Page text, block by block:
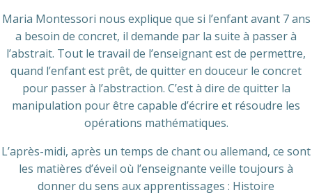
Maria Montessori nous explique que si l’enfant avant 7 ans
a besoin de concret, il demande par la suite à passer à
l’abstrait. Tout le travail de l’enseignant est de permettre,
quand l’enfant est prêt, de quitter en douceur le concret
pour passer à l’abstraction. C’est à dire de quitter la
manipulation pour être capable d’écrire et résoudre les
opérations mathématiques.
L’après-midi, après un temps de chant ou allemand, ce sont
les matières d’éveil où l’enseignante veille toujours à
donner du sens aux apprentissages : Histoire